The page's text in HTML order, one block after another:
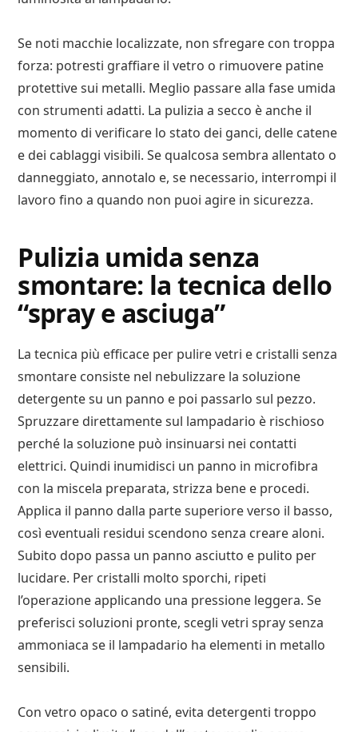
Se noti macchie localizzate, non sfregare con troppa
forza: potresti graffiare il vetro o rimuovere patine
protettive sui metalli. Meglio passare alla fase umida
con strumenti adatti. La pulizia a secco è anche il
momento di verificare lo stato dei ganci, delle catene
e dei cablaggi visibili. Se qualcosa sembra allentato o
danneggiato, annotalo e, se necessario, interrompi il
lavoro fino a quando non puoi agire in sicurezza.
Pulizia umida senza
smontare: la tecnica dello
“spray e asciuga”
La tecnica più efficace per pulire vetri e cristalli senza
smontare consiste nel nebulizzare la soluzione
detergente su un panno e poi passarlo sul pezzo.
Spruzzare direttamente sul lampadario è rischioso
perché la soluzione può insinuarsi nei contatti
elettrici. Quindi inumidisci un panno in microfibra
con la miscela preparata, strizza bene e procedi.
Applica il panno dalla parte superiore verso il basso,
così eventuali residui scendono senza creare aloni.
Subito dopo passa un panno asciutto e pulito per
lucidare. Per cristalli molto sporchi, ripeti
l’operazione applicando una pressione leggera. Se
preferisci soluzioni pronte, scegli vetri spray senza
ammoniaca se il lampadario ha elementi in metallo
sensibili.
Con vetro opaco o satiné, evita detergenti troppo